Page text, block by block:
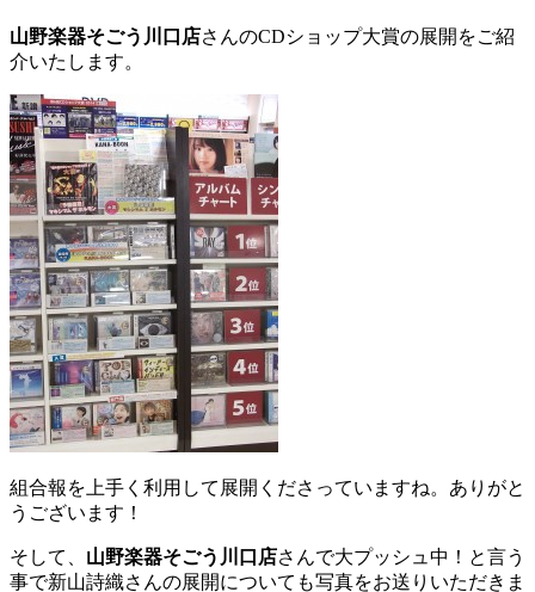
山野楽器そごう川口店さんのCDショップ大賞の展開をご紹
介いたします。
組合報を上手く利用して展開くださっていますね。ありがと
うございます！
そして、 山野楽器そごう川口店さんで大プッシュ中！と言う
事で新山詩織さんの展開についても写真をお送りいただきま